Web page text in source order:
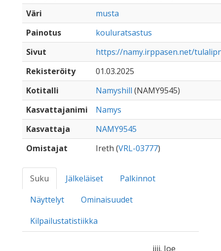
Väri
musta
Painotus
kouluratsastus
Sivut
https://namy.irppasen.net/
Rekisteröity
01.03.2025
Kotitalli
Namyshill (NAMY9545)
Kasvattajanimi
Namys
Kasvattaja
NAMY9545
Omistajat
Ireth (VRL-03777)
Suku Jälkeläiset
Palkinnot
Näyttelyt
Ominaisuudet
Kilpailustatistiikka
iiii. Joe